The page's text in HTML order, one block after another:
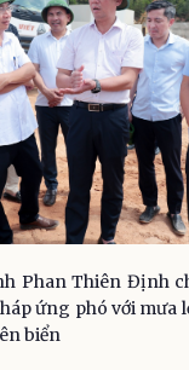
Phan Thiên Định
ứng phó với mưa
biển